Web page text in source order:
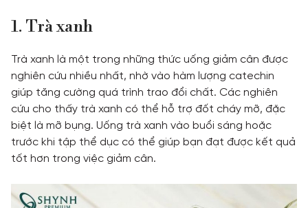
1. Trà xanh
Trà xanh là một trong những thức uống giảm cân được
nghiên cứu nhiều nhất, nhờ vào hàm lượng catechin
giúp tăng cường quá trình trao đổi chất. Các nghiên
cứu cho thấy trà xanh có thể hỗ trợ đốt cháy mỡ, đặc
biệt là mỡ bụng. Uống trà xanh vào buổi sáng hoặc
trước khi tập thể dục có thể giúp bạn đạt được kết quả
tốt hơn trong việc giảm cân.